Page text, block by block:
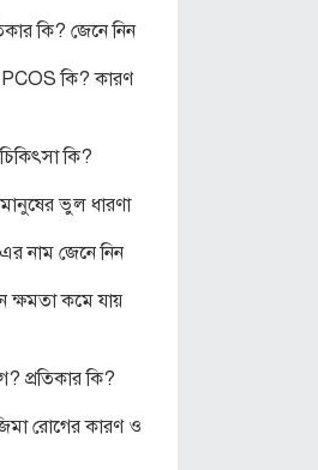
কি? জেনে নিন
PCOS কি? কারণ
কি?
ভুল ধারণা
নাম জেনে নিন
ক্ষমতা কমে যায়
প্রতিকার কি?
রোগের কারণ ও